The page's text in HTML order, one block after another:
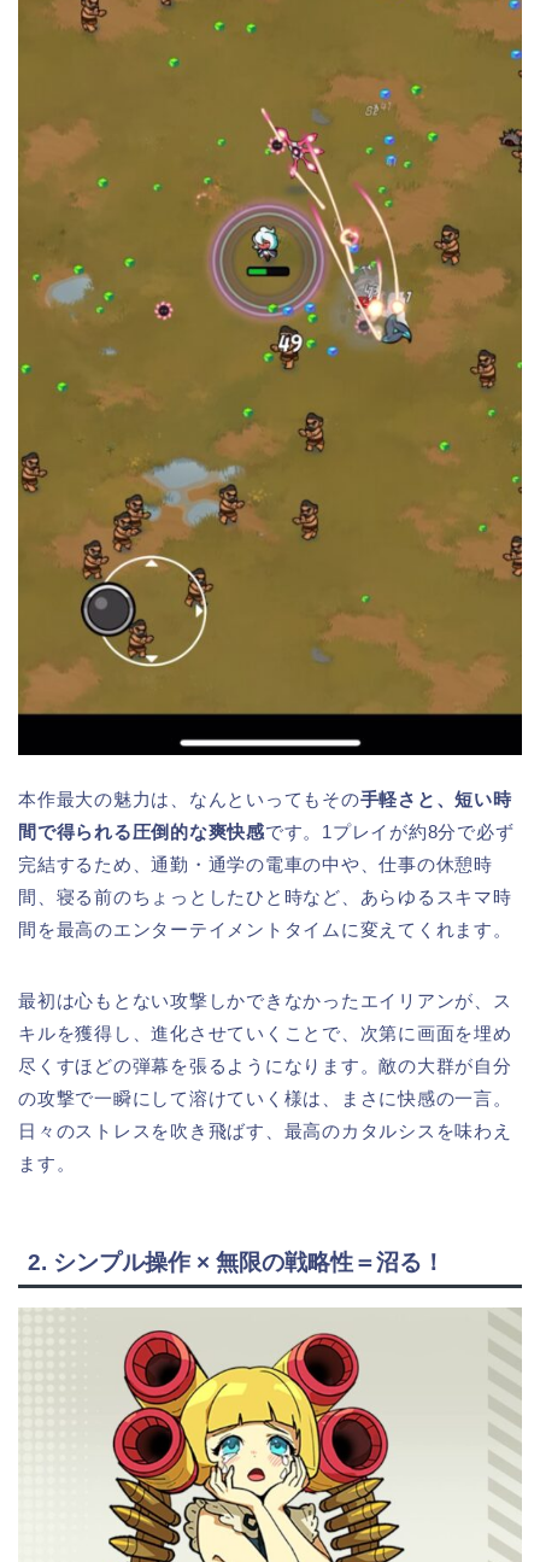
本作最大の魅力は、なんといってもその手軽さと、短い時
間で得られる圧倒的な爽快感です。1プレイが約8分で必ず
完結するため、通勤・通学の電車の中や、仕事の休憩時
間、寝る前のちょっとしたひと時など、あらゆるスキマ時
間を最高のエンターテイメントタイムに変えてくれます。
最初は心もとない攻撃しかできなかったエイリアンが、ス
キルを獲得し、進化させていくことで、次第に画面を埋め
尽くすほどの弾幕を張るようになります。敵の大群が自分
の攻撃で一瞬にして溶けていく様は、まさに快感の一言。
日々のストレスを吹き飛ばす、最高のカタルシスを味わえ
ます。
2. シンプル操作 × 無限の戦略性＝沼る！